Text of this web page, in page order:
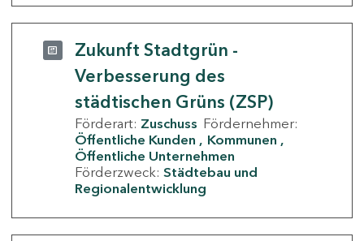
Zukunft Stadtgrün -
Verbesserung des
städtischen Grüns (ZSP)
Förderart: Zuschuss Fördernehmer:
Öffentliche Kunden
Kommunen
Öffentliche Unternehmen
Förderzweck: Städtebau und
Regionalentwicklung